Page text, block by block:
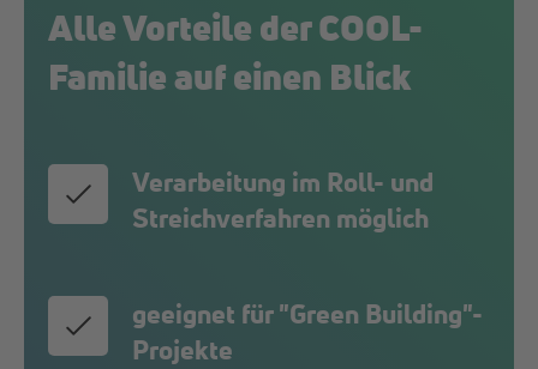
Alle Vorteile der COOL-
Familie auf einen Blick
Verarbeitung im Roll- und
Streichverfahren möglich
geeignet für "Green Building"-
Projekte